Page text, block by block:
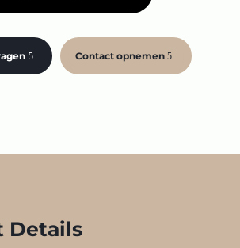
Contact opnemen
Details